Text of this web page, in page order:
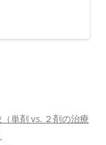
単剤 vs. ２剤の治療